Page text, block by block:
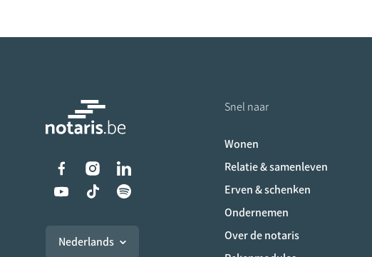
Liens vers les réseaux sociaux
Nederlands
Snel naar
Wonen
Relatie & samenleven
Erven & schenken
Ondernemen
Over de notaris